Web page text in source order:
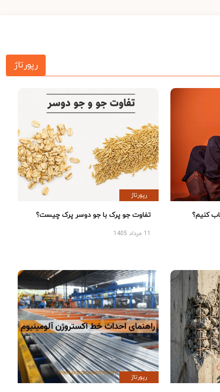
رپورتاژ
کنیم؟
رپورتاژ
تفاوت جو پرک با جو دوسر پرک چیست؟
رپورتاژ